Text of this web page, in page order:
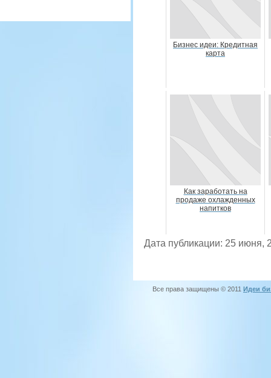
Бизнес идеи: Кредитная
карта
Как заработать на
продаже охлажденных
напитков
Дата публикации: 25 июня,
Все права защищены © 2011 Идеи